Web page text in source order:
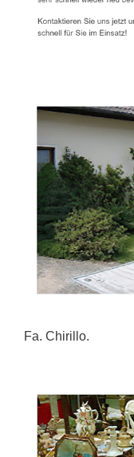
Fa. Chirillo.